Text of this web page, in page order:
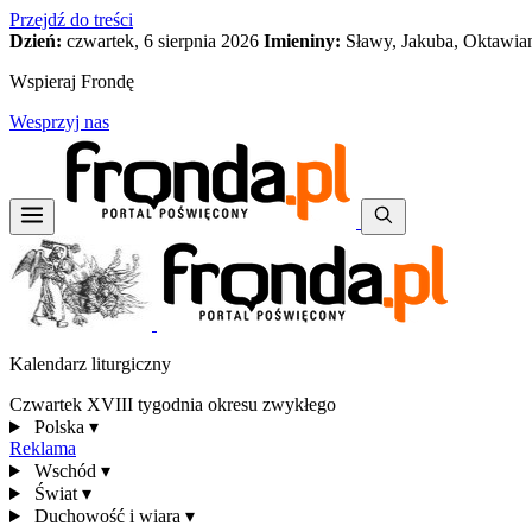
Przejdź do treści
Dzień: czwartek, 6 sierpnia 2026 Imieniny: Sławy, Jakuba,
Wspieraj Frondę
Wesprzyj nas
Kalendarz liturgiczny
Czwartek XVIII tygodnia okresu zwykłego
Polska ▾
Reklama
Wschód ▾
Świat ▾
Duchowość i wiara ▾